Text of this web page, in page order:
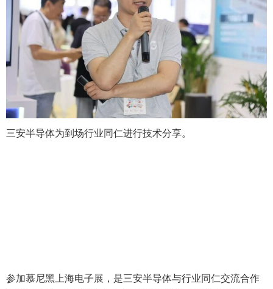
三安半导体为到场行业同仁进行技术分享。
参加慕尼黑上海电子展，是三安半导体与行业同仁交流合作